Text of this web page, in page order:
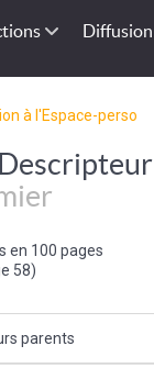
Diffusion
à l'Espace-perso
en 100 pages
58)
parents